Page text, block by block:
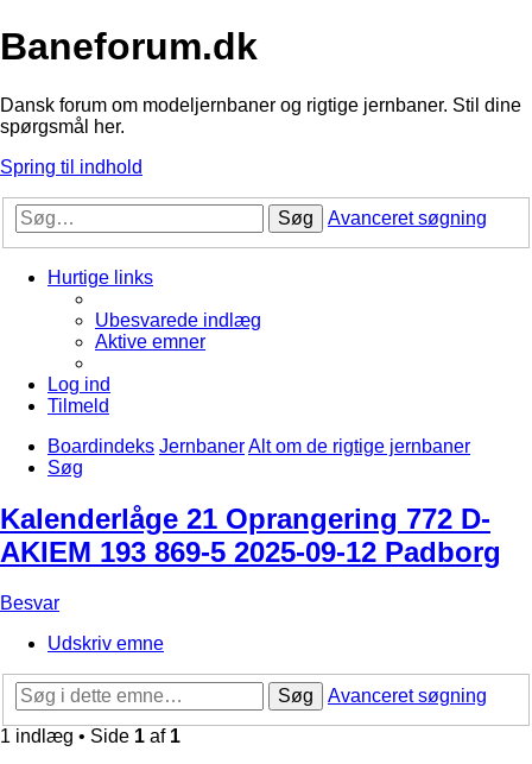
Baneforum.dk
Dansk forum om modeljernbaner og rigtige jernbaner. Stil dine
spørgsmål her.
Spring til indhold
Søg Avanceret søgning
Hurtige links
Ubesvarede indlæg
Aktive emner
Log ind
Tilmeld
Boardindeks JernbanerAlt om de rigtige jernbaner
Søg
Kalenderlåge 21 Oprangering 772 D-
AKIEM 193 869-5 2025-09-12 Padborg
Besvar
Udskriv emne
Søg
Avanceret søgning
1 indlæg • Side 1 af 1